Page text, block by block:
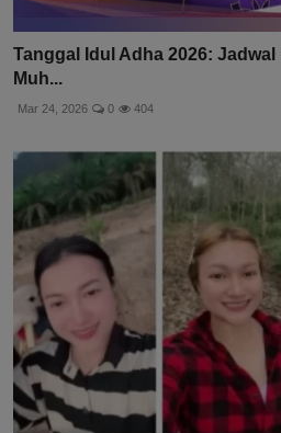
Tanggal Idul Adha 2026:
Muh...
Mar 24, 2026 0 404